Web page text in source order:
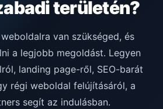
területén?
van szükséged, és
a legjobb megoldást. Legyen
landing page-ről, SEO-barát
régi weboldal felújításáról, a
segít az indulásban.